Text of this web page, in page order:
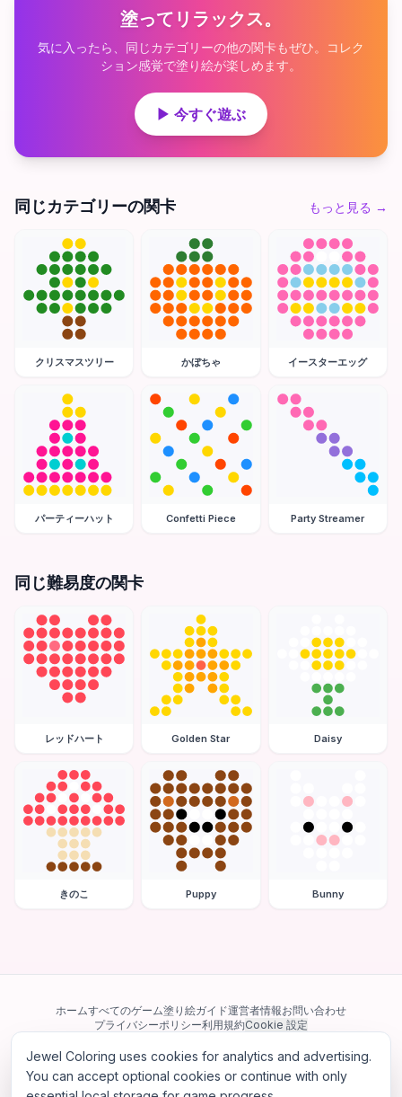
塗ってリラックス。
気に入ったら、同じカテゴリーの他の関卡もぜひ。コレク
ション感覚で塗り絵が楽しめます。
▶ 今すぐ遊ぶ
同じカテゴリーの関卡 もっと見る →
クリスマスツリー かぼちゃ イースターエッグ
パーティーハット Confetti Piece Party Streamer
同じ難易度の関卡
レッドハート Golden Star Daisy
きのこ Puppy Bunny
ホームすべてのゲーム塗り絵ガイド運営者情報お問い合わせ
プライバシーポリシー利用規約Cookie 設定
当サイトは Google AdSense を含む第三者広告ネットワークを利用してい
ます。一部のサードパーティ Cookie を使用してパーソナライズ広告を配信
する場合があります。
Jewel Coloring uses cookies for analytics and advertising.
You can accept optional cookies or continue with only